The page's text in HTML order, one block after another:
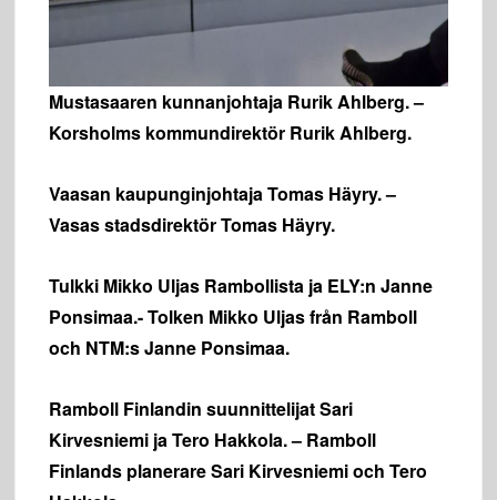
Mustasaaren kunnanjohtaja Rurik Ahlberg. –
Korsholms kommundirektör Rurik Ahlberg.
Vaasan kaupunginjohtaja Tomas Häyry. –
Vasas stadsdirektör Tomas Häyry.
Tulkki Mikko Uljas Rambollista ja ELY:n Janne
Ponsimaa.- Tolken Mikko Uljas från Ramboll
och NTM:s Janne Ponsimaa.
Ramboll Finlandin suunnittelijat Sari
Kirvesniemi ja Tero Hakkola. – Ramboll
Finlands planerare Sari Kirvesniemi och Tero